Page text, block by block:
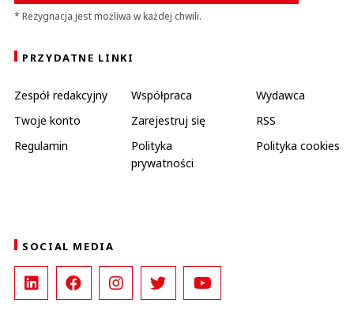
* Rezygnacja jest możliwa w każdej chwili.
PRZYDATNE LINKI
Zespół redakcyjny Współpraca
Wydawca
Twoje konto
Zarejestruj się
RSS
Regulamin
Polityka
prywatności
Polityka cookies
SOCIAL MEDIA